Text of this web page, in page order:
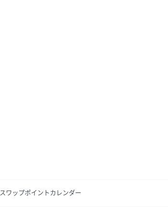
スワップポイントカレンダー